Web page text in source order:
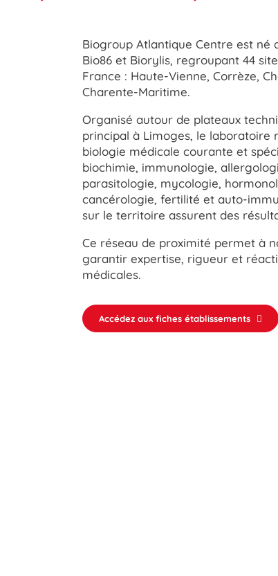
Biogroup Atlantique Centre est né
Bio86 et Biorylis, regroupant 44
France : Haute-Vienne, Corrèze,
Charente-Maritime.
Organisé autour de plateaux
principal à Limoges, le laboratoire
biologie médicale courante et
biochimie, immunologie,
parasitologie, mycologie,
cancérologie, fertilité et auto-
sur le territoire assurent des
Ce réseau de proximité permet à
garantir expertise, rigueur et
médicales.
Accédez aux fiches établissements